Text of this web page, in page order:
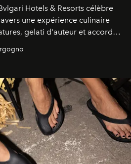
Hotels & Resorts célèbre
une expérience culinaire
gelati d'auteur et accords